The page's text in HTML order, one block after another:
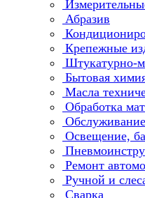
Абразив
Крепежные
Штукатурно-
Бытовая
Масла
Обработка
Освещение,
Ремонт
Ручной и
Сварка